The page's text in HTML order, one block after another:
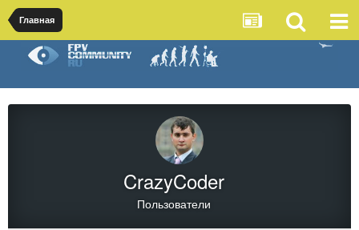
Главная
CrazyCoder
Пользователи